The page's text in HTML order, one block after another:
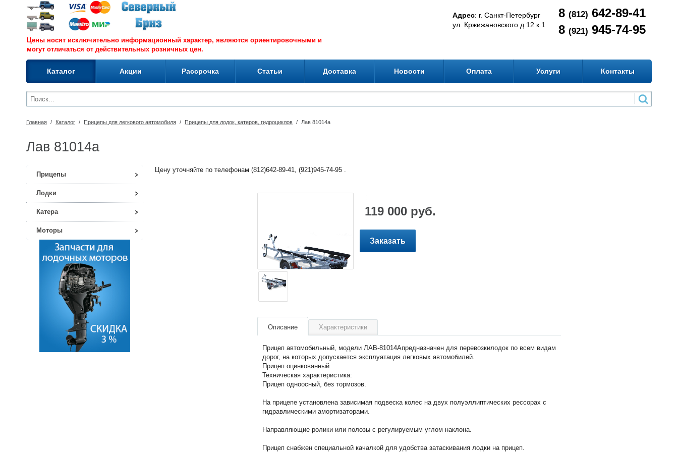
Цены носят исключительно информационный характер, являются ориентировочными и
могут отличаться от действительных розничных цен.
Адрес: г. Санкт-Петербург
ул. Кржижановского д.12 к.1
8 (812) 642-89-41
8 (921) 945-74-95
Каталог Акции Рассрочка Статьи Доставка Новости Оплата Услуги Контакты
Главная / Каталог / Прицепы для легкового автомобиля / Прицепы для лодок, катеров, гидроциклов / Лав 81014а
Лав 81014а
Прицепы
Лодки
Катера
Моторы
Цену уточняйте по телефонам (812)642-89-41, (921)945-74-95 .
:
119 000 руб.
Заказать
Описание Характеристики
Прицеп автомобильный, модели ЛАВ-81014Апредназначен для перевозкилодок по всем видам
дорог, на которых допускается эксплуатация легковых автомобилей.
Прицеп оцинкованный.
Техническая характеристика:
Прицеп одноосный, без тормозов.
На прицепе установлена зависимая подвеска колес на двух полуэллиптических рессорах с
гидравлическими амортизаторами.
Направляющие ролики или полозы с регулируемым углом наклона.
Прицеп снабжен специальной качалкой для удобства затаскивания лодки на прицеп.